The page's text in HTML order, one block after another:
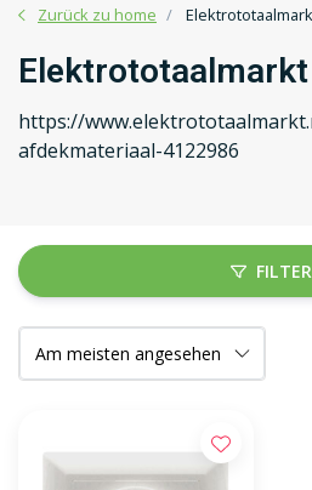
Zurück zu home
https://
afdekmateriaal-4122986
FILTER